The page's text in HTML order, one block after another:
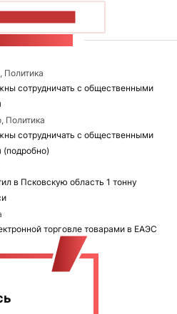
Политика
сотрудничать с общественными
Политика
сотрудничать с общественными
в Псковскую область 1 тонну
торговле товарами в ЕАЭС